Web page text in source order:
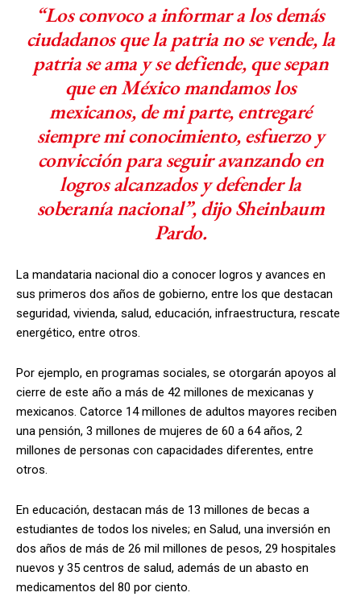
“Los convoco a informar a los demás
ciudadanos que la patria no se vende, la
patria se ama y se defiende, que sepan
que en México mandamos los
mexicanos, de mi parte, entregaré
siempre mi conocimiento, esfuerzo y
convicción para seguir avanzando en
logros alcanzados y defender la
soberanía nacional”, dijo Sheinbaum
Pardo.
La mandataria nacional dio a conocer logros y avances en
sus primeros dos años de gobierno, entre los que destacan
seguridad, vivienda, salud, educación, infraestructura, rescate
energético, entre otros.
Por ejemplo, en programas sociales, se otorgarán apoyos al
cierre de este año a más de 42 millones de mexicanas y
mexicanos. Catorce 14 millones de adultos mayores reciben
una pensión, 3 millones de mujeres de 60 a 64 años, 2
millones de personas con capacidades diferentes, entre
otros.
En educación, destacan más de 13 millones de becas a
estudiantes de todos los niveles; en Salud, una inversión en
dos años de más de 26 mil millones de pesos, 29 hospitales
nuevos y 35 centros de salud, además de un abasto en
medicamentos del 80 por ciento.